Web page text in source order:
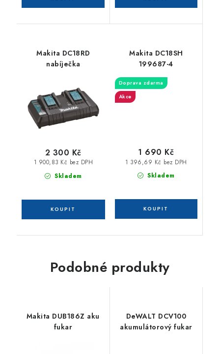
Makita DC18RD
nabíječka
Skladem
1 900,83 Kč bez DPH
2 300 Kč
Makita DC18SH
199687-4
Doprava zdarma
Akce
Skladem
1 396,69 Kč bez DPH
1 690 Kč
Podobné produkty
Makita DUB186Z aku
fukar
DeWALT DCV100
akumulátorový fukar